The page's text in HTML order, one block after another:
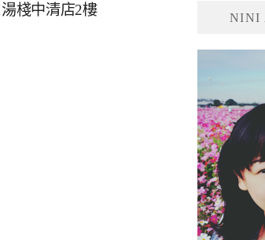
棧中清店2樓 NINI